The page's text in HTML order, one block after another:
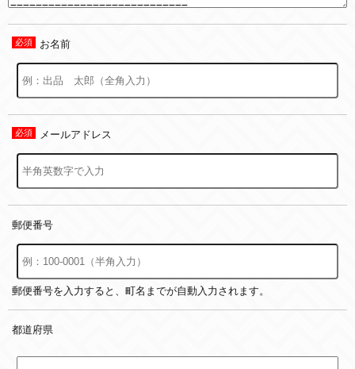
お名前
メールアドレス
郵便番号
郵便番号を入力すると、町名までが自動入力されます。
都道府県